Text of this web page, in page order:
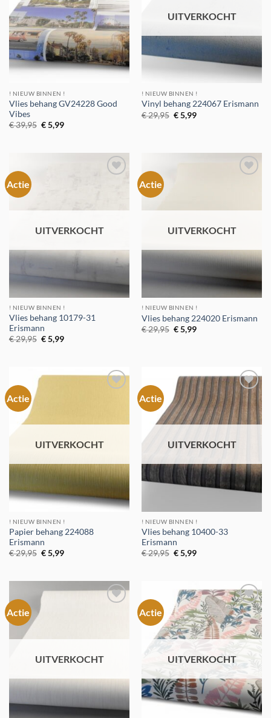
! NIEUW BINNEN !
Vlies behang GV24228 Good
Vibes
€39,95 Oorspronkelijke
prijs
€5,99Huidige
UITVERKOCHT
! NIEUW BINNEN !
Vinyl behang 224067 Erismann
€29,95 Oorspronkelijke
prijs
€5,99Huidige
Actie
UITVERKOCHT
! NIEUW BINNEN !
Vlies behang 10179-31
Erismann
€29,95 Oorspronkelijke
prijs
€5,99Huidige
Actie
UITVERKOCHT
! NIEUW BINNEN !
Vlies behang 224020 Erismann
€29,95 Oorspronkelijke
prijs
€5,99Huidige
Actie
UITVERKOCHT
! NIEUW BINNEN !
Papier behang 224088
Erismann
€29,95 Oorspronkelijke
prijs
€5,99Huidige
Actie
Toevoegen
aan
verlanglijst
UITVERKOCHT
! NIEUW BINNEN !
Vlies behang 10400-33
Erismann
€29,95 Oorspronkelijke
prijs
€5,99Huidige
Actie
UITVERKOCHT
Actie
Toevoegen
aan
verlanglijst
UITVERKOCHT